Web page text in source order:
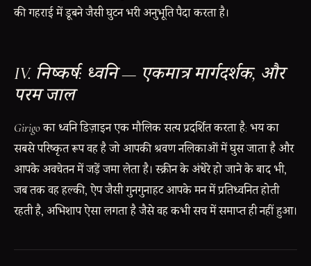
की गहराई में डूबने जैसी घुटन भरी अनुभूति पैदा करता है।
IV. निष्कर्ष: ध्वनि — एकमात्र मार्गदर्शक, और
परम जाल
Girigoका ध्वनि डिज़ाइन एक मौलिक सत्य प्रदर्शित करता है: भय का
सबसे परिष्कृत रूप वह है जो आपकी श्रवण नलिकाओं में घुस जाता है और
आपके अवचेतन में जड़ें जमा लेता है। स्क्रीन के अंधेरे हो जाने के बाद भी,
जब तक वह हल्की, ऐप जैसी गुनगुनाहट आपके मन में प्रतिध्वनित होती
रहती है, अभिशाप ऐसा लगता है जैसे वह कभी सच में समाप्त ही नहीं हुआ।